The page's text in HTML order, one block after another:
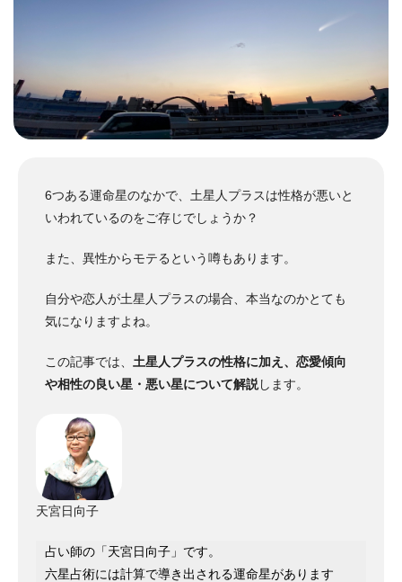
6つある運命星のなかで、土星人プラスは性格が悪いと
いわれているのをご存じでしょうか？
また、異性からモテるという噂もあります。
自分や恋人が土星人プラスの場合、本当なのかとても
気になりますよね。
この記事では、 土星人プラスの性格に加え、恋愛傾向
や相性の良い星・悪い星について解説します。
天宮日向子
占い師の「天宮日向子」です。
六星占術には計算で導き出される運命星があります